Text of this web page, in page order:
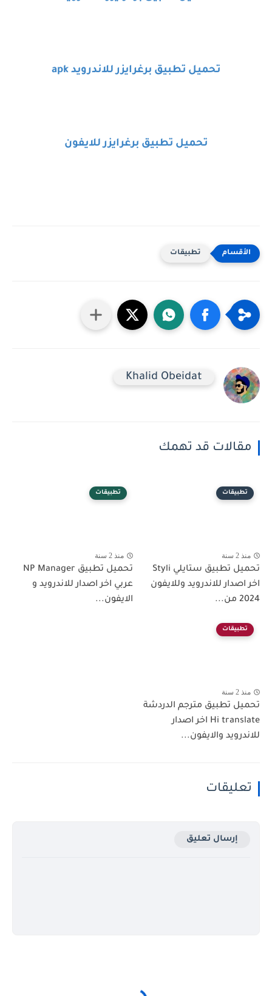
تحميل تطبيق برغرايزر للاندرويد apk
تحميل تطبيق برغرايزر للايفون
تطبيقات
Khalid Obeidat
مقالات قد تهمك
تطبيقات
منذ 2 سنة
تحميل تطبيق ستايلي Styli
اخر اصدار للاندرويد وللايفون
2024 من...
تطبيقات
منذ 2 سنة
تحميل تطبيق NP Manager
عربي اخر اصدار للاندرويد و
الايفون...
تطبيقات
منذ 2 سنة
تحميل تطبيق مترجم الدردشة
Hi translate اخر اصدار
للاندرويد والايفون...
تعليقات
إرسال تعليق